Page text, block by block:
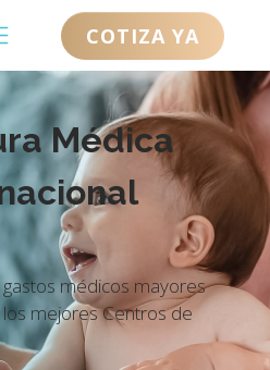
COTIZA YA
Médica
médicos mayores
mejores Centros de